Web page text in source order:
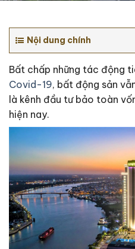
Nội dung chính
Bất chấp những tác động
Covid-19, bất động sản
là kênh đầu tư bảo toàn
hiện nay.